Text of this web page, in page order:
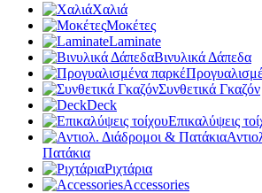
Χαλιά
Μοκέτες
Laminate
Βινυλικά Δάπεδα
Συνθετικά Γκαζόν
Deck
Επικαλύψεις
Πατάκια
Ριχτάρια
Accessories